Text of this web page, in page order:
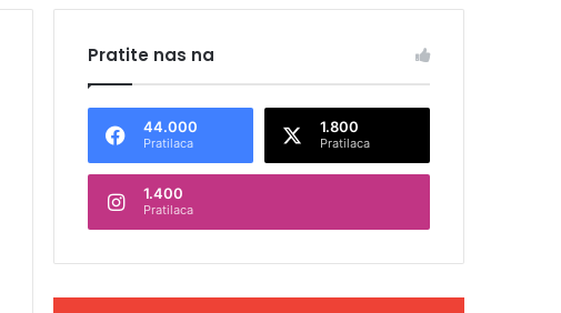
Pratite nas na
44.000
Pratilaca
1.800
Pratilaca
1.400
Pratilaca